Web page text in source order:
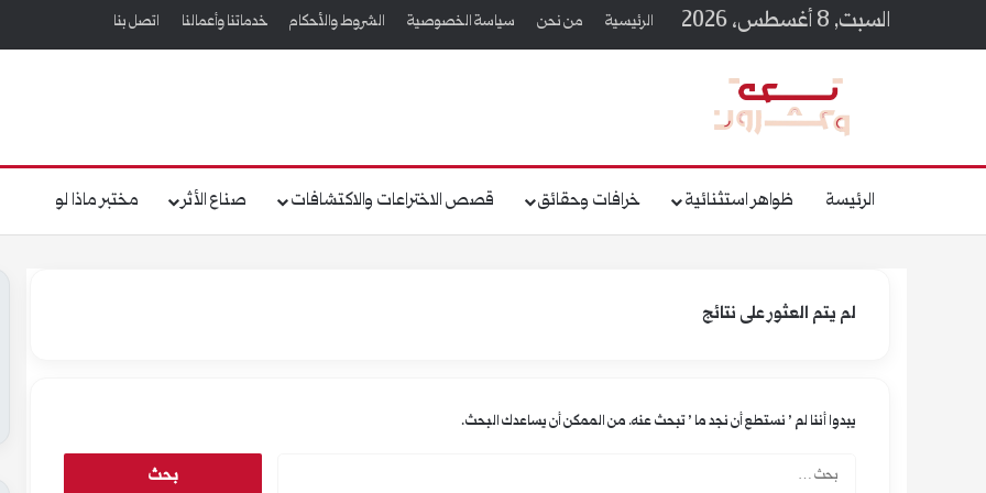
السبت, 8 أغسطس، 2026 الرئيسية من نحن سياسة الخصوصية الشروط والأحكام خدماتنا وأعمالنا اتصل بنا
الرئيسة ظواهر استثنائية خرافات وحقائق قصص الاختراعات والاكتشافات صناع الأثر مختبر ماذا لو
لم يتم العثور على نتائج
يبدوا أننا لم ’ نستطع أن نجد ما ’ تبحث عنه. من الممكن أن يساعدك البحث.